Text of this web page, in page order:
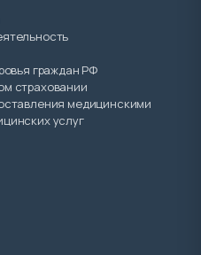
граждан РФ
страховании
медицинскими
услуг